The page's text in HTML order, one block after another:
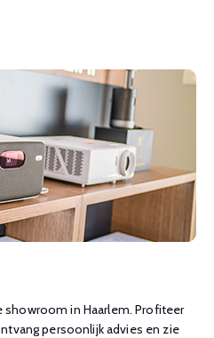
showroom in Haarlem. Profiteer
persoonlijk advies en zie